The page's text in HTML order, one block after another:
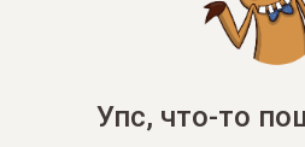
Упс, что-то